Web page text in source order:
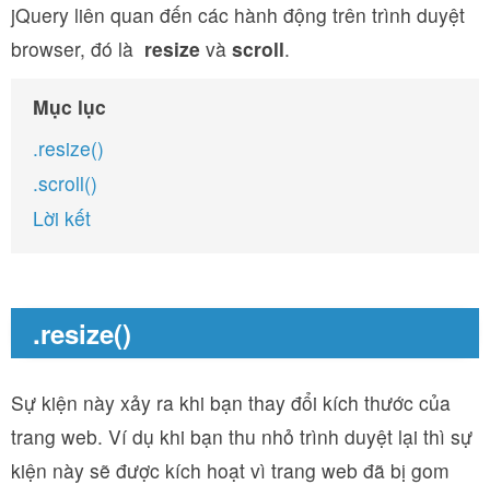
jQuery liên quan đến các hành động trên trình duyệt
browser, đó là resize và scroll.
Mục lục
.resize()
.scroll()
Lời kết
.resize()
Sự kiện này xảy ra khi bạn thay đổi kích thước của
trang web. Ví dụ khi bạn thu nhỏ trình duyệt lại thì sự
kiện này sẽ được kích hoạt vì trang web đã bị gom